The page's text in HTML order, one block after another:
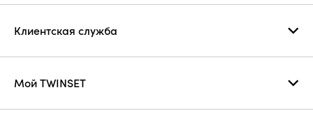
Клиентская служба
Мой TWINSET